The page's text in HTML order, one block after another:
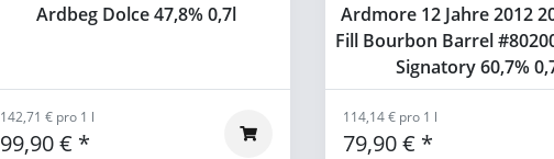
Ardbeg Dolce 47,8% 0,7l
99,90 € *
142,71 € pro 1 l
Ardmore 12 Jahre 2012
Fill Bourbon Barrel
Signatory 60,7%
79,90 € *
114,14 € pro 1 l